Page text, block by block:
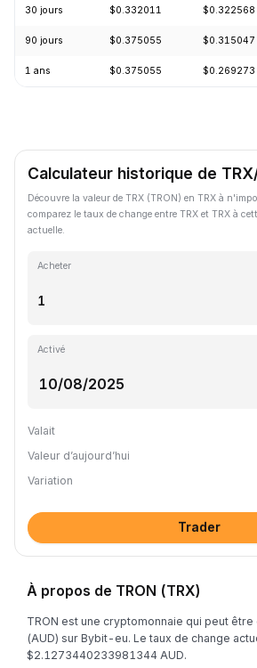
30 jours $0.332011 $0.322568
90 jours $0.375055 $0.315047
1 ans $0.375055 $0.269273
Calculateur historique de
Découvre la valeur de TRX (TRON) en TRX à
comparez le taux de change entre TRX et TRX à
actuelle.
Acheter
Activé
Valait
Valeur d’aujourd’hui
Variation
Trader
À propos de TRON (TRX)
TRON est une cryptomonnaie qui peut être
(AUD) sur Bybit-eu. Le taux de change
$2.1273440233981344 AUD.